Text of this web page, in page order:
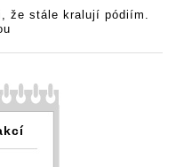
že stále kralují pódiím.